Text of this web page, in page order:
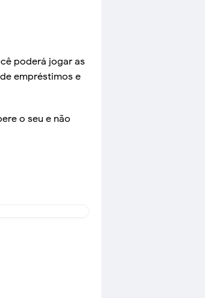
poderá jogar as
empréstimos e
o seu e não